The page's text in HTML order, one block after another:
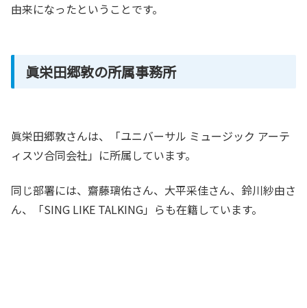
由来になったということです。
眞栄田郷敦の所属事務所
眞栄田郷敦さんは、「ユニバーサル ミュージック アーテ
ィスツ合同会社」に所属しています。
同じ部署には、齋藤璃佑さん、大平采佳さん、鈴川紗由さ
ん、「SING LIKE TALKING」らも在籍しています。